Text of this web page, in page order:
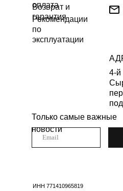
Только самые важные
новости
4-й
ИНН 771410965819
Рекомендации
по
эксплуатации
оплата
Возврат и
гарантия